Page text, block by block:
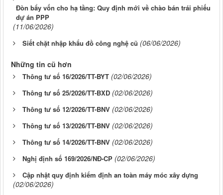
Đòn bẩy vốn cho hạ tầng: Quy định mới về chào bán trái phiếu
dự án PPP
(11/06/2026)
Siết chặt nhập khẩu đồ công nghệ cũ (06/06/2026)
Những tin cũ hơn
Thông tư số 16/2026/TT-BYT (02/06/2026)
Thông tư số 25/2026/TT-BXD (02/06/2026)
Thông tư số 12/2026/TT-BNV (02/06/2026)
Thông tư số 13/2026/TT-BNV (02/06/2026)
Thông tư số 14/2026/TT-BNV (02/06/2026)
Nghị định số 169/2026/NĐ-CP (02/06/2026)
Cập nhật quy định kiểm định an toàn máy móc xây dựng
(02/06/2026)